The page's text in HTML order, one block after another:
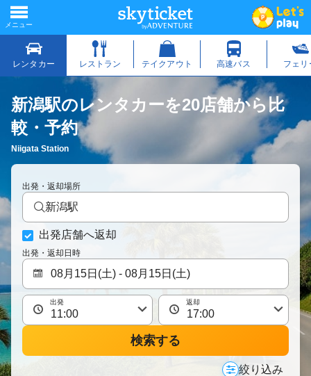
新潟駅のレンタカーを20店舗から比
較・予約
Niigata Station
出発・返却場所
新潟駅
出発店舗へ返却
出発・返却日時
出発 返却
検索する
絞り込み